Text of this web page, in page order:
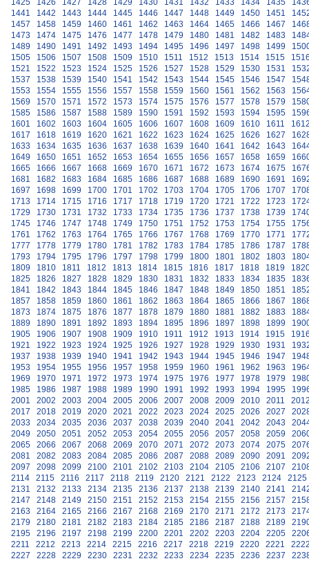
1425 1426 1427 1428 1429 1430 1431 1432 1433 1434 1435
1441
1442 1443 1444 1445 1446 1447 1448 1449 1450 1451
1457
1458 1459 1460 1461 1462 1463 1464 1465 1466 1467
1473
1474 1475 1476 1477 1478 1479 1480 1481 1482 1483
1489
1490 1491 1492 1493 1494 1495 1496 1497 1498 1499
1505
1506 1507 1508 1509 1510 1511 1512 1513 1514 1515
1521
1522 1523 1524 1525 1526 1527 1528 1529 1530 1531
1537
1538 1539 1540 1541 1542 1543 1544 1545 1546 1547
1553
1554 1555 1556 1557 1558 1559 1560 1561 1562 1563
1569
1570 1571 1572 1573 1574 1575 1576 1577 1578 1579
1585
1586 1587 1588 1589 1590 1591 1592 1593 1594 1595
1601
1602 1603 1604 1605 1606 1607 1608 1609 1610 1611
1617
1618 1619 1620 1621 1622 1623 1624 1625 1626 1627
1633
1634 1635 1636 1637 1638 1639 1640 1641 1642 1643
1649
1650 1651 1652 1653 1654 1655 1656 1657 1658 1659
1665
1666 1667 1668 1669 1670 1671 1672 1673 1674 1675
1681
1682 1683 1684 1685 1686 1687 1688 1689 1690 1691
1697
1698 1699 1700 1701 1702 1703 1704 1705 1706 1707
1713
1714 1715 1716 1717 1718 1719 1720 1721 1722 1723
1729
1730 1731 1732 1733 1734 1735 1736 1737 1738 1739
1745
1746 1747 1748 1749 1750 1751 1752 1753 1754 1755
1761
1762 1763 1764 1765 1766 1767 1768 1769 1770 1771
1777
1778 1779 1780 1781 1782 1783 1784 1785 1786 1787
1793
1794 1795 1796 1797 1798 1799 1800 1801 1802 1803
1809
1810 1811 1812 1813 1814 1815 1816 1817 1818 1819
1825
1826 1827 1828 1829 1830 1831 1832 1833 1834 1835
1841
1842 1843 1844 1845 1846 1847 1848 1849 1850 1851
1857
1858 1859 1860 1861 1862 1863 1864 1865 1866 1867
1873
1874 1875 1876 1877 1878 1879 1880 1881 1882 1883
1889
1890 1891 1892 1893 1894 1895 1896 1897 1898 1899
1905
1906 1907 1908 1909 1910 1911 1912 1913 1914 1915
1921
1922 1923 1924 1925 1926 1927 1928 1929 1930 1931
1937
1938 1939 1940 1941 1942 1943 1944 1945 1946 1947
1953
1954 1955 1956 1957 1958 1959 1960 1961 1962 1963
1969
1970 1971 1972 1973 1974 1975 1976 1977 1978 1979
1985
1986 1987 1988 1989 1990 1991 1992 1993 1994 1995
2001
2002 2003 2004 2005 2006 2007 2008 2009 2010 2011
2017
2018 2019 2020 2021 2022 2023 2024 2025 2026 2027
2033
2034 2035 2036 2037 2038 2039 2040 2041 2042 2043
2049
2050 2051 2052 2053 2054 2055 2056 2057 2058 2059
2065
2066 2067 2068 2069 2070 2071 2072 2073 2074 2075
2081
2082 2083 2084 2085 2086 2087 2088 2089 2090 2091
2097
2098 2099 2100 2101 2102 2103 2104 2105 2106 2107
2114
2115 2116 2117 2118 2119 2120 2121 2122 2123 2124
2125
2131
2132 2133 2134 2135 2136 2137 2138 2139 2140 2141
2147
2148 2149 2150 2151 2152 2153 2154 2155 2156 2157
2163
2164 2165 2166 2167 2168 2169 2170 2171 2172 2173
2179
2180 2181 2182 2183 2184 2185 2186 2187 2188 2189
2195
2196 2197 2198 2199 2200 2201 2202 2203 2204 2205
2211
2212 2213 2214 2215 2216 2217 2218 2219 2220 2221
2227
2228 2229 2230 2231 2232 2233 2234 2235 2236 2237